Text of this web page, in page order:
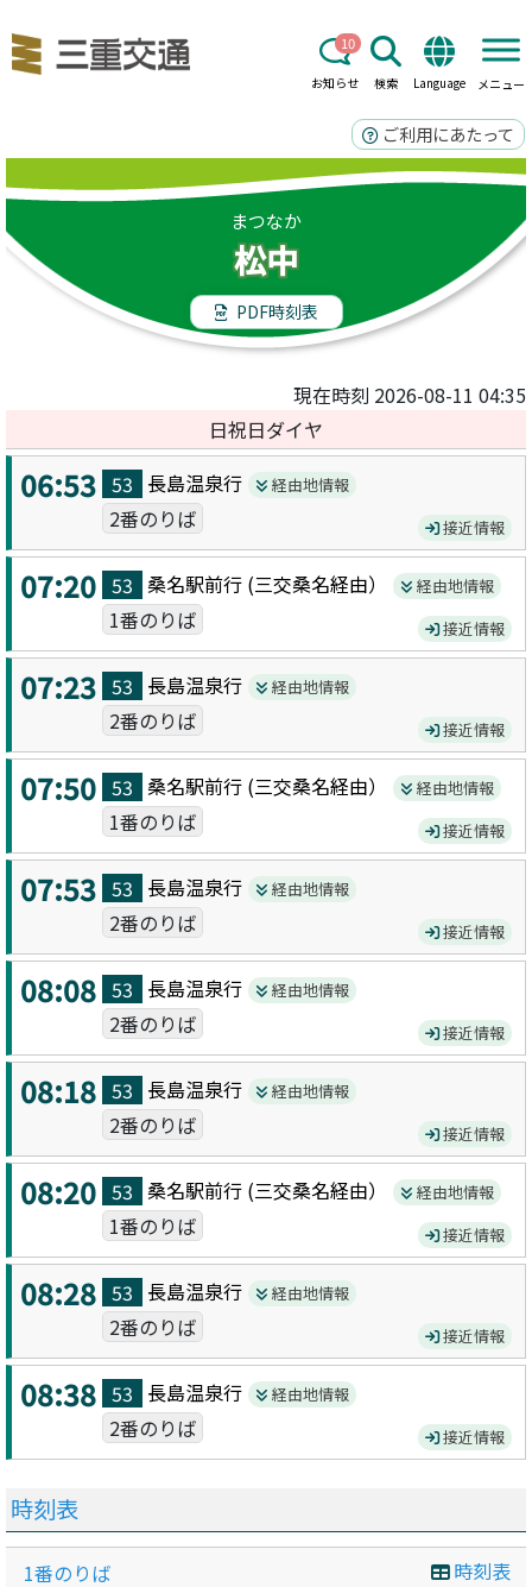
お知らせ
10
検索 Language メニュー
ご利用にあたって
まつなか
松中
PDF時刻表
現在時刻 2026-08-11 04:35
日祝日ダイヤ
06:53 53 長島温泉行 経由地情報
2番のりば 接近情報
07:20 53 桑名駅前行 (三交桑名経由） 経由地情報
1番のりば 接近情報
07:23 53 長島温泉行 経由地情報
2番のりば 接近情報
07:50 53 桑名駅前行 (三交桑名経由） 経由地情報
1番のりば 接近情報
07:53 53 長島温泉行 経由地情報
2番のりば 接近情報
08:08 53 長島温泉行 経由地情報
2番のりば 接近情報
08:18 53 長島温泉行 経由地情報
2番のりば 接近情報
08:20 53 桑名駅前行 (三交桑名経由） 経由地情報
1番のりば 接近情報
08:28 53 長島温泉行 経由地情報
2番のりば 接近情報
08:38 53 長島温泉行 経由地情報
2番のりば 接近情報
時刻表
時刻表
1番のりば